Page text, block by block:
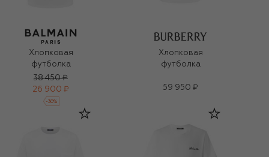
Хлопковая
футболка
38 450 ₽
26 900 ₽
-30%
Хлопковая
футболка
59 950 ₽